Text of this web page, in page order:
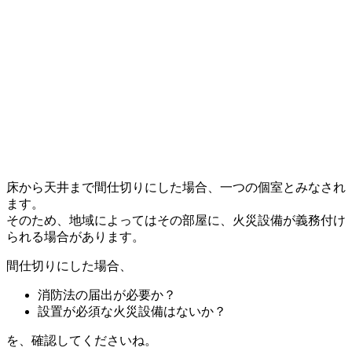
床から天井まで間仕切りにした場合、 一つの個室とみなされ
ます。
そのため、地域によってはその部屋に、 火災設備が義務付け
られる場合があります。
間仕切りにした場合、
消防法の届出が必要か？
設置が必須な火災設備はないか？
を、確認してくださいね。